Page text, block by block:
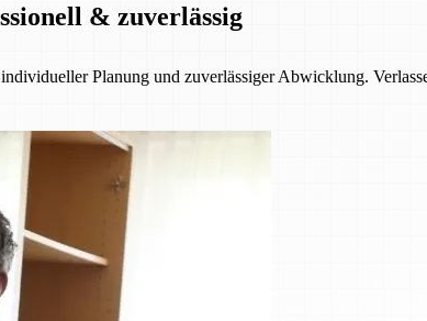
& zuverlässig
Planung und zuverlässiger Abwicklung.